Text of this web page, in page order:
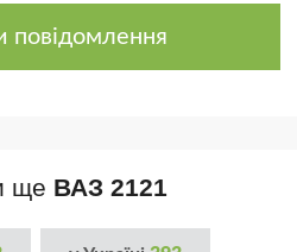
повідомлення
ще ВАЗ 2121